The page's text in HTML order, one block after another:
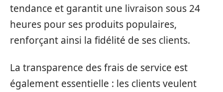
tendance et garantit une livraison sous 24
heures pour ses produits populaires,
renforçant ainsi la fidélité de ses clients.
La transparence des frais de service est
également essentielle : les clients veulent